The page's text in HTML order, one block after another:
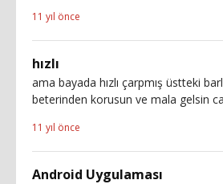
11 yıl önce
hızlı
ama bayada hızlı çarpmış üstteki
beterinden korusun ve mala gelsin
11 yıl önce
Android Uygulaması